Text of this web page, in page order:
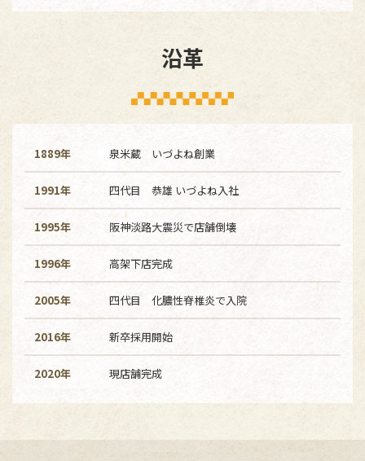
沿革
1889年 泉米蔵 いづよね創業
1991年 四代目 恭雄 いづよね入社
1995年 阪神淡路大震災で店舗倒壊
1996年 高架下店完成
2005年 四代目 化膿性脊椎炎で入院
2016年 新卒採用開始
2020年 現店舗完成